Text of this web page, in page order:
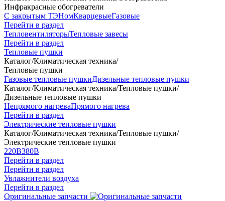
Инфракрасные обогреватели
С закрытым ТЭНомКварцевыеГазовые
Перейти в раздел
ТепловентиляторыТепловые завесы
Перейти в раздел
Тепловые пушки
Каталог/Климатическая техника/
Тепловые пушки
Газовые тепловые пушкиДизельные тепловые пушки
Каталог/Климатическая техника/Тепловые пушки/
Дизельные тепловые пушки
Непрямого нагреваПрямого нагрева
Перейти в раздел
Электрические тепловые пушки
Каталог/Климатическая техника/Тепловые пушки/
Электрические тепловые пушки
220В380В
Перейти в раздел
Перейти в раздел
Увлажнители воздуха
Перейти в раздел
Оригинальные запчасти